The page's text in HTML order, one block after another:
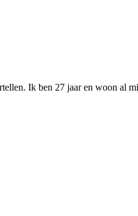
Ik ben 27 jaar en woon al